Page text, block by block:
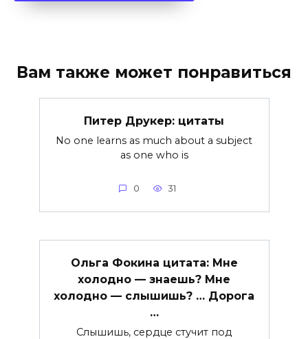
Вам также может понравиться
Питер Друкер: цитаты
No one learns as much about a subject
as one who is
0 31
Ольга Фокина цитата: Мне
холодно — знаешь? Мне
холодно — слышишь? … Дорога
…
Слышишь, сердце стучит под